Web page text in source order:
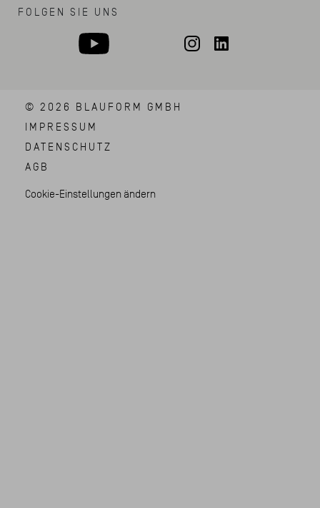
FOLGEN SIE UNS
© 2026
BLAUFORM GMBH
IMPRESSUM
DATENSCHUTZ
AGB
Cookie-Einstellungen ändern